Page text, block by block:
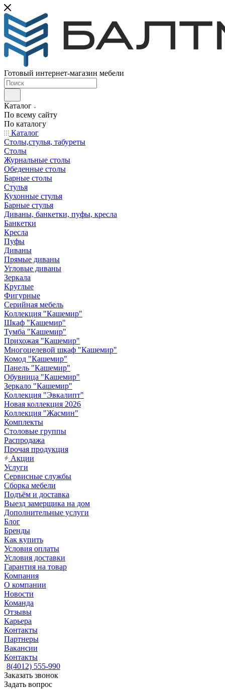
Готовый интернет-магазин мебели
Каталог
По всему сайту
По каталогу
Каталог
Столы,стулья, табуреты
Столы
Журнальные столы
Обеденные столы
Барные столы
Стулья
Кухонные стулья
Барные стулья
Диваны, банкетки, пуфы, кресла
Банкетки
Кресла
Пуфы
Диваны
Прямые диваны
Угловые диваны
Зеркала
Круглые
Фигурные
Серийная мебель
Коллекция "Кашемир"
Шкаф "Кашемир"
Тумба "Кашемир"
Прихожая "Кашемир"
Многоцелевой шкаф "Кашемир"
Комод "Кашемир"
Панель "Кашемир"
Обувница "Кашемир"
Зеркало "Кашемир"
Коллекция "Эвкалипт"
Новая коллекция 2026
Коллекция "Жасмин"
Комплекты
Столовые группы
Распродажа
Прочая продукция
Акции
Услуги
Сервисные службы
Сборка мебели
Подъём и доставка
Выезд замерщика на дом
Дополнительные услуги
Блог
Бренды
Как купить
Условия оплаты
Условия доставки
Гарантия на товар
Компания
О компании
Новости
Команда
Отзывы
Карьера
Контакты
Партнеры
Вакансии
Контакты
8(4012) 555-990
Заказать звонок
Задать вопрос